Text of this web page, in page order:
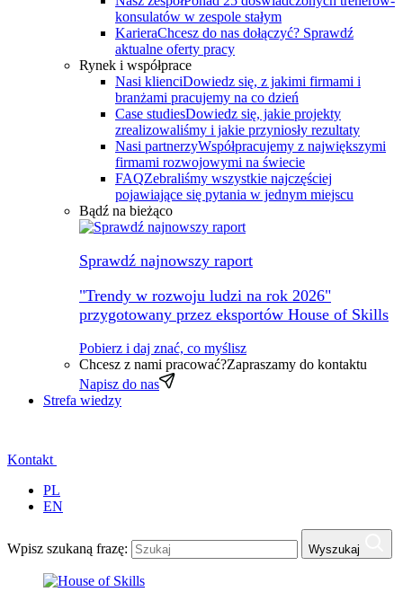
konsulatów w zespole stałym
KarieraChcesz do nas dołączyć? Sprawdź
aktualne oferty pracy
Rynek i współprace
Nasi klienciDowiedz się, z jakimi firmami i
branżami pracujemy na co dzień
Case studiesDowiedz się, jakie projekty
zrealizowaliśmy i jakie przyniosły rezultaty
Nasi partnerzyWspółpracujemy z największymi
firmami rozwojowymi na świecie
FAQZebraliśmy wszystkie najczęściej
pojawiające się pytania w jednym miejscu
Bądź na bieżąco
Sprawdź najnowszy raport
"Trendy w rozwoju ludzi na rok 2026"
przygotowany przez eksportów House of Skills
Pobierz i daj znać, co myślisz
Chcesz z nami pracować?Zapraszamy do kontaktu
Napisz do nas
Strefa wiedzy
Kontakt
PL
EN
Wpisz szukaną frazę: Wyszukaj